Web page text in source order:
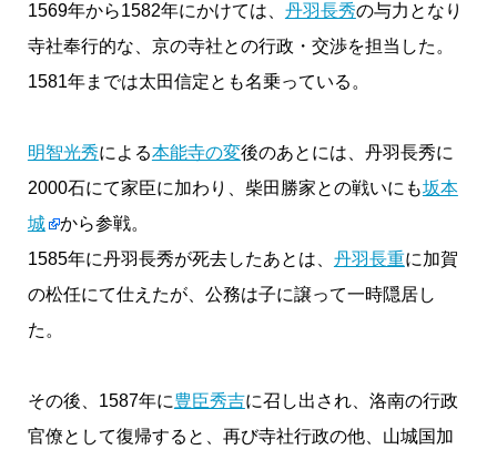
1569年から1582年にかけては、 丹羽長秀の与力となり
寺社奉行的な、京の寺社との行政・交渉を担当した。
1581年までは太田信定とも名乗っている。
明智光秀による本能寺の変後のあとには、丹羽長秀に
2000石にて家臣に加わり、柴田勝家との戦いにも坂本
城
から参戦。
1585年に丹羽長秀が死去したあとは、 丹羽長重に加賀
の松任にて仕えたが、公務は子に譲って一時隠居し
た。
その後、1587年に豊臣秀吉に召し出され、洛南の行政
官僚として復帰すると、再び寺社行政の他、山城国加